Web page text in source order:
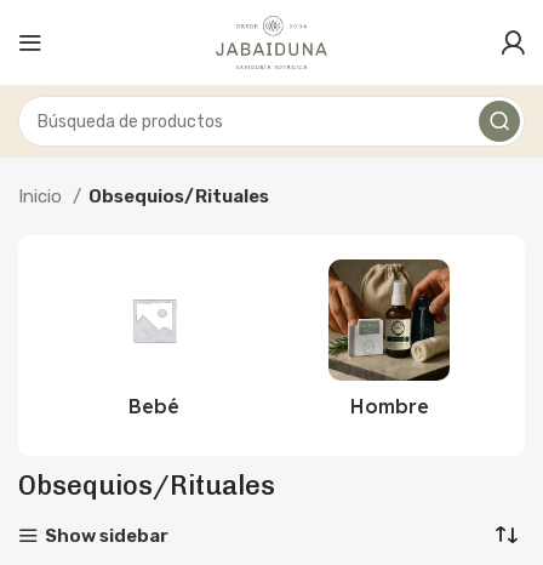
Inicio Obsequios/Rituales
Bebé Hombre
Obsequios/Rituales
Show sidebar